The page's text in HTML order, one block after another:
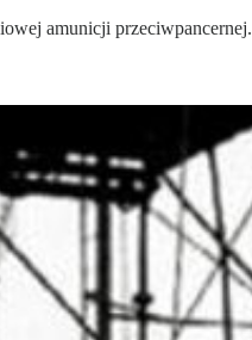
amunicji przeciwpancernej.